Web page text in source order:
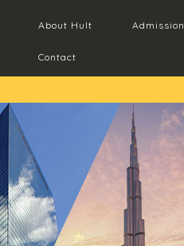
About Hult Admission
Contact